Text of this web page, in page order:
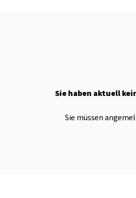
Sie haben aktuell
Sie müssen